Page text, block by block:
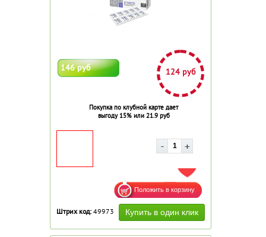
146 руб 124 руб
Покупка по клубной карте дает
выгоду 15% или 21.9 руб
ДОБАВИТЬ В ИЗБРАННОЕ
Штрих код: 49973